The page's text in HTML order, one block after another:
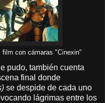
con cámaras "Cinexin"
pudo, también cuenta
final donde
se despide de cada uno
lágrimas entre los